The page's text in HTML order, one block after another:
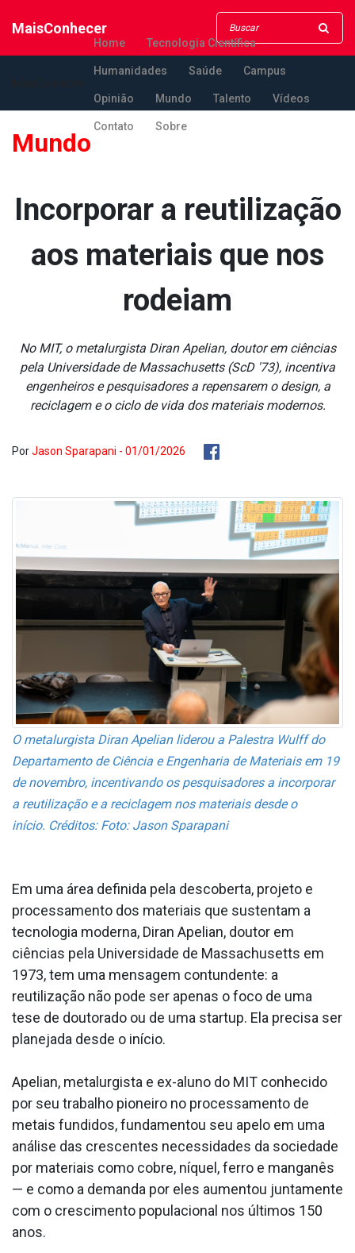
MaisConhecer
Home Tecnologia Científica
Humanidades Saúde Campus
Opinião Mundo Talento Vídeos
Contato Sobre
Mundo
Incorporar a reutilização
aos materiais que nos
rodeiam
No MIT, o metalurgista Diran Apelian, doutor em ciências
pela Universidade de Massachusetts (ScD '73), incentiva
engenheiros e pesquisadores a repensarem o design, a
reciclagem e o ciclo de vida dos materiais modernos.
PorJason Sparapani - 01/01/2026
O metalurgista Diran Apelian liderou a Palestra Wulff do
Departamento de Ciência e Engenharia de Materiais em 19
de novembro, incentivando os pesquisadores a incorporar
a reutilização e a reciclagem nos materiais desde o
início. Créditos: Foto: Jason Sparapani
Em uma área definida pela descoberta, projeto e
processamento dos materiais que sustentam a
tecnologia moderna, Diran Apelian, doutor em
ciências pela Universidade de Massachusetts em
1973, tem uma mensagem contundente: a
reutilização não pode ser apenas o foco de uma
tese de doutorado ou de uma startup. Ela precisa ser
planejada desde o início.
Apelian, metalurgista e ex-aluno do MIT conhecido
por seu trabalho pioneiro no processamento de
metais fundidos, fundamentou seu apelo em uma
análise das crescentes necessidades da sociedade
por materiais como cobre, níquel, ferro e manganês
— e como a demanda por eles aumentou juntamente
com o crescimento populacional nos últimos 150
anos.